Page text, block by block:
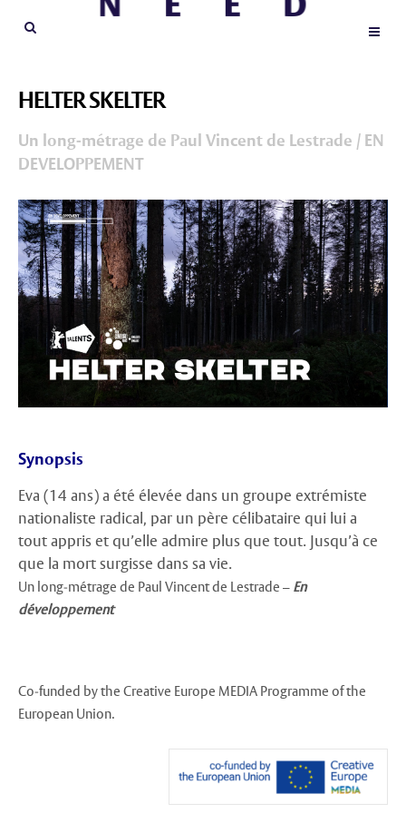
HELTER SKELTER
Un long-métrage de Paul Vincent de Lestrade / EN
DEVELOPPEMENT
Synopsis
Eva (14 ans) a été élevée dans un groupe extrémiste
nationaliste radical, par un père célibataire qui lui a
tout appris et qu’elle admire plus que tout. Jusqu’à ce
que la mort surgisse dans sa vie.
Un long-métrage de Paul Vincent de Lestrade – En
développement
Co-funded by the Creative Europe MEDIA Programme of the
European Union.